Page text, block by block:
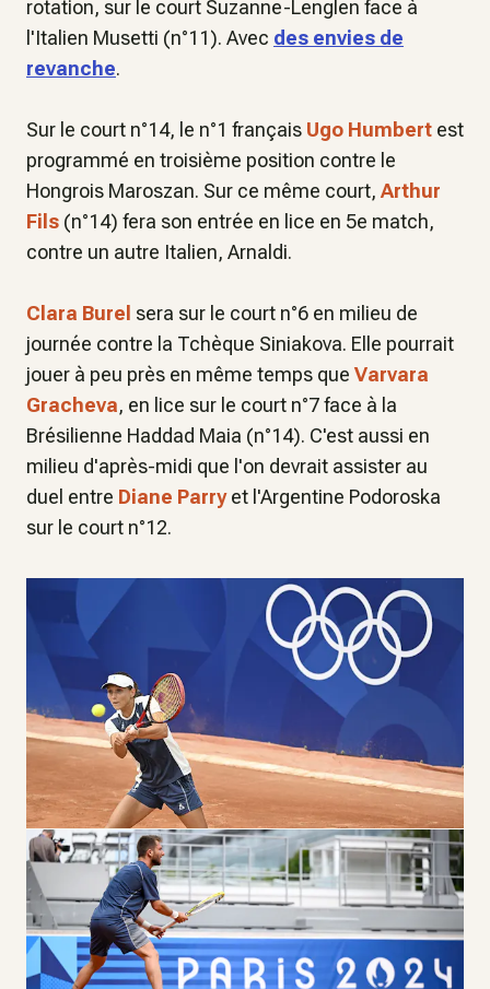
rotation, sur le court Suzanne-Lenglen face à
l'Italien Musetti (n°11). Avec des envies de
revanche.
Sur le court n°14, le n°1 français Ugo Humbert est
programmé en troisième position contre le
Hongrois Maroszan. Sur ce même court, Arthur
Fils (n°14) fera son entrée en lice en 5e match,
contre un autre Italien, Arnaldi.
Clara Burel sera sur le court n°6 en milieu de
journée contre la Tchèque Siniakova. Elle pourrait
jouer à peu près en même temps que Varvara
Gracheva, en lice sur le court n°7 face à la
Brésilienne Haddad Maia (n°14). C'est aussi en
milieu d'après-midi que l'on devrait assister au
duel entre Diane Parryet l'Argentine Podoroska
sur le court n°12.